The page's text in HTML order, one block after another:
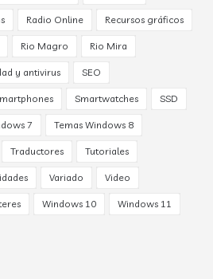
Radio Online Recursos gráficos
Rio Magro Rio Mira
y antivirus SEO
Smartwatches SSD
7 Temas Windows 8
Traductores Tutoriales
Variado Video
Windows 10 Windows 11